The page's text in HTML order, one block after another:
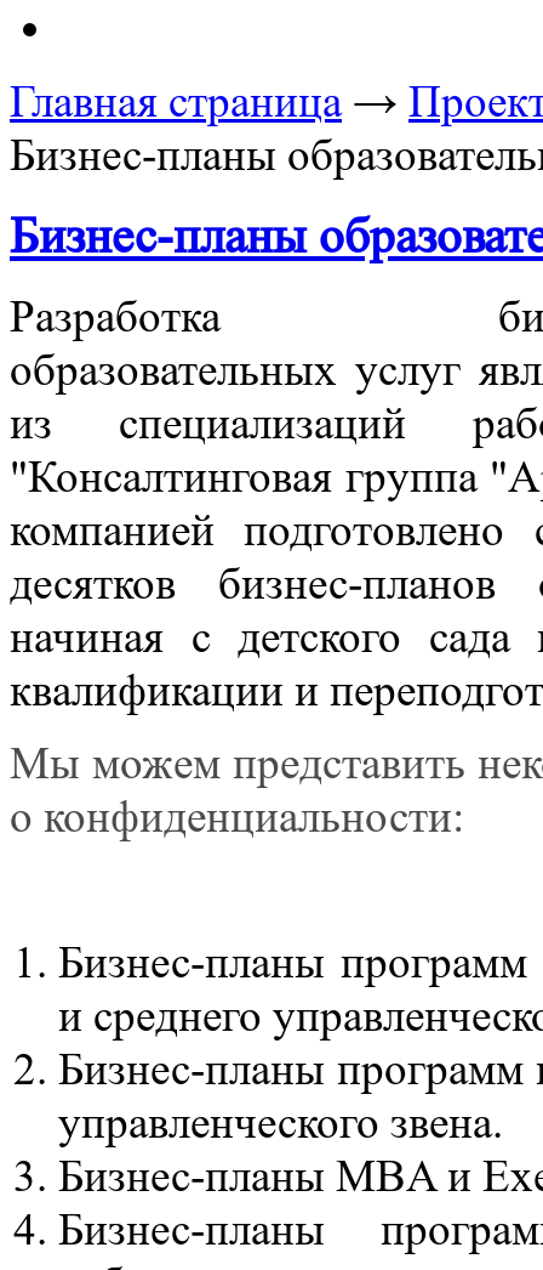
Главная страница→
Бизнес-планы
Бизнес-планы
Разработка
образовательных услуг
из специализаций
"Консалтинговая группа
компанией
десятков бизнес-планов
начиная с детского
квалификации и
Мы можем представить
о конфиденциальности:
Бизнес-планы
и среднего
Бизнес-планы программ
управленческого звена.
Бизнес-планы MBA и
Бизнес-планы